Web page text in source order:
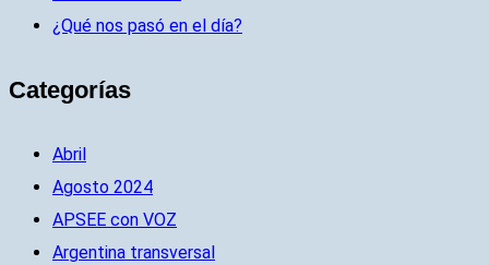
¿Qué nos pasó en el día?
Categorías
Abril
Agosto 2024
APSEE con VOZ
Argentina transversal